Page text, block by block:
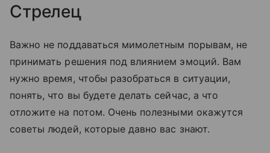
Стрелец
Важно не поддаваться мимолетным порывам, не
принимать решения под влиянием эмоций. Вам
нужно время, чтобы разобраться в ситуации,
понять, что вы будете делать сейчас, а что
отложите на потом. Очень полезными окажутся
советы людей, которые давно вас знают.